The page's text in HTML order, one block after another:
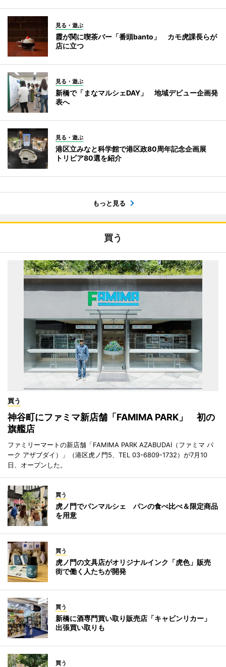
見る・遊ぶ
霞が関に喫茶バー「番頭banto」 カモ虎課長らが
店に立つ
見る・遊ぶ
新橋で「まなマルシェDAY」 地域デビュー企画発
表へ
見る・遊ぶ
港区立みなと科学館で港区政80周年記念企画展
トリビア80選を紹介
もっと見る
買う
買う
神谷町にファミマ新店舗「FAMIMA PARK」 初の
旗艦店
ファミリーマートの新店舗「FAMIMA PARK AZABUDAI（ファミマ パ
ーク アザブダイ）」（港区虎ノ門5、TEL 03-6809-1732）が7月10
日、オープンした。
買う
虎ノ門でパンマルシェ パンの食べ比べ＆限定商品
を用意
買う
虎ノ門の文具店がオリジナルインク「虎色」販売
街で働く人たちが開発
買う
新橋に酒専門買い取り販売店「キャビンリカー」
出張買い取りも
買う